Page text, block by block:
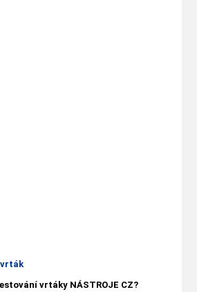
vrtáky NÁSTROJE CZ?